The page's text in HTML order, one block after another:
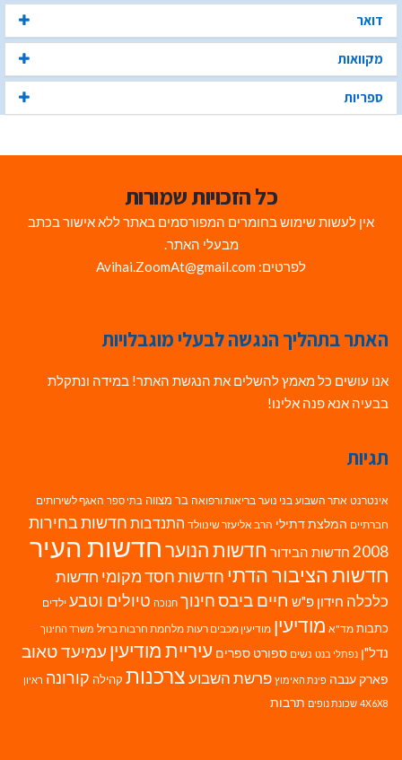
דואר
מקוואות
ספריות
כל הזכויות שמורות
אין לעשות שימוש בחומרים המפורסמים באתר ללא אישור בכתב
מבעלי האתר.
לפרטים: Avihai.ZoomAt@gmail.com
האתר בתהליך הנגשה לבעלי מוגבלויות
אנו עושים כל מאמץ להשלים את הנגשת האתר! במידה ונתקלת
בבעיה אנא פנה אלינו!
תגיות
אינטרנט אתר השבוע בני נוער בריאות ורפואה בר מצווה בתי ספר האגף לשירותים
חברתיים המלצת דתילי הרב אליעזר שינוולד התנדבות חדשות בחירות
2008 חדשות הבידור חדשות הנוערחדשות העיר
חדשות הציבור הדתי חדשות חסד מקומי חדשות
כלכלה חידון פ"ש חיים ביבסחינוך חנוכה טיולים וטבע ילדים
כתבות מד"א מודיעין מודיעין מכבים רעות מלחמת חרבות ברזל משרד החינוך
נדל"ן נפתלי בנט נשים ספורט ספרים עיריית מודיעין עמיעד טאוב
פארק ענבה פינת האימוץ פרשת השבועצרכנות קהילה קורונה ראיון
4X6X8 שכונת נופים תרבות